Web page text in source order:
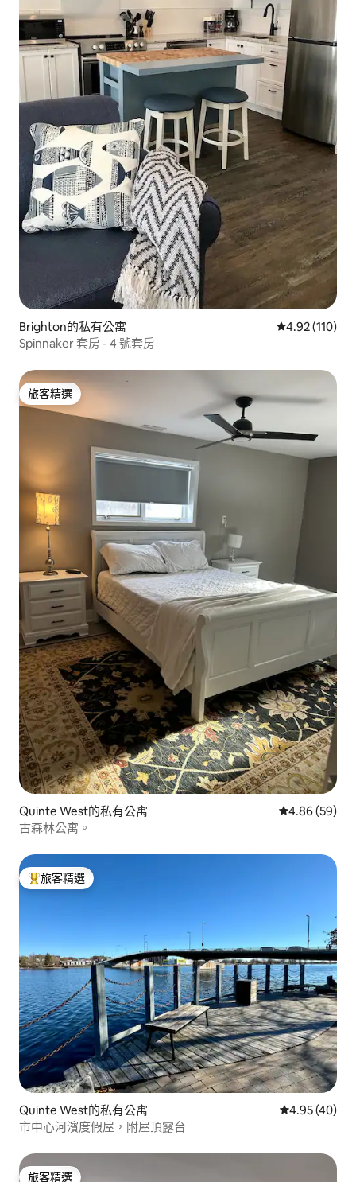
Brighton的私有公寓 從 110 則評價
4.92 (110)
Spinnaker 套房 - 4 號套房
旅客精選
旅客精選
Quinte West的私有公寓 從 59 則評價
4.86 (59)
古森林公寓。
旅客精選榜首
旅客精選
Quinte West的私有公寓 從 40 則評價
4.95 (40)
市中心河濱度假屋，附屋頂露台
旅客精選